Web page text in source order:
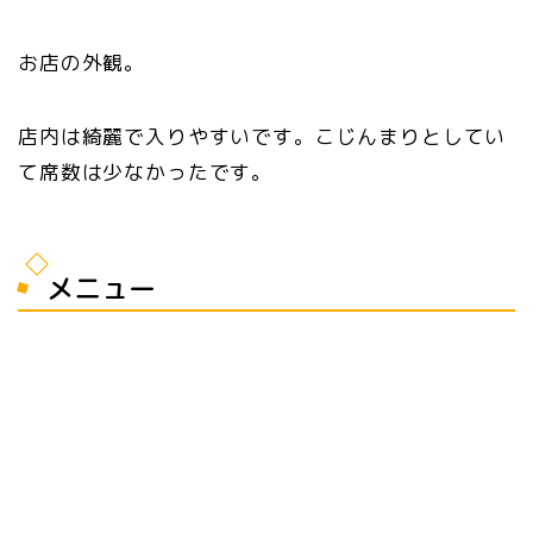
お店の外観。
店内は綺麗で入りやすいです。こじんまりとしてい
て席数は少なかったです。
メニュー